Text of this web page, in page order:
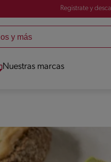
Registrate y
Nuestras marcas